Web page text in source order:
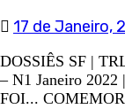
17 de Janeiro,
DOSSIÊS SF |
– N1 Janeiro
FOI...